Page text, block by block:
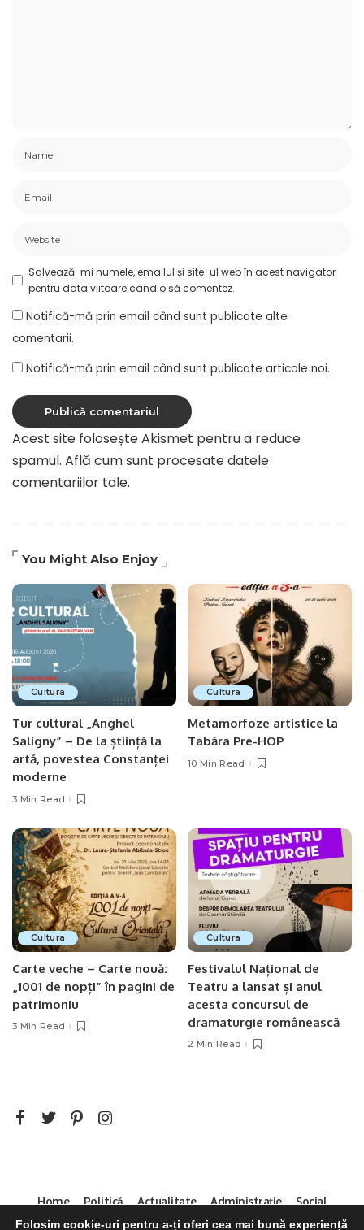
Salvează-mi numele, emailul și site-ul web în acest navigator
pentru data viitoare când o să comentez.
Notifică-mă prin email când sunt publicate alte
comentarii.
Notifică-mă prin email când sunt publicate articole noi.
Acest site folosește Akismet pentru a reduce
spamul. Află cum sunt procesate datele
comentariilor tale.
You Might Also Enjoy
Cultura
Tur cultural „Anghel
Saligny” – De la știință la
artă, povestea Constanței
moderne
3 Min Read
Cultura
Metamorfoze artistice la
Tabăra Pre-HOP
10 Min Read
Cultura
Carte veche – Carte nouă:
„1001 de nopți” în pagini de
patrimoniu
3 Min Read
Cultura
Festivalul Național de
Teatru a lansat și anul
acesta concursul de
dramaturgie românească
2 Min Read
Home Politică Actualitate Administrație
Social
Sport
Mica Publicitate Servicii Contact
Folosim cookie-uri pentru a-ți oferi cea mai bună experiență